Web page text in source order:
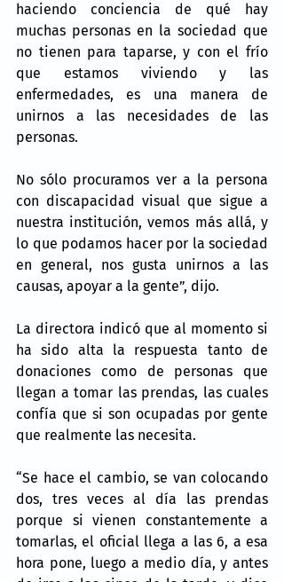
haciendo conciencia de qué hay
muchas personas en la sociedad que
no tienen para taparse, y con el frío
que estamos viviendo y las
enfermedades, es una manera de
unirnos a las necesidades de las
personas.
No sólo procuramos ver a la persona
con discapacidad visual que sigue a
nuestra institución, vemos más allá, y
lo que podamos hacer por la sociedad
en general, nos gusta unirnos a las
causas, apoyar a la gente”, dijo.
La directora indicó que al momento si
ha sido alta la respuesta tanto de
donaciones como de personas que
llegan a tomar las prendas, las cuales
confía que si son ocupadas por gente
que realmente las necesita.
“Se hace el cambio, se van colocando
dos, tres veces al día las prendas
porque si vienen constantemente a
tomarlas, el oficial llega a las 6, a esa
hora pone, luego a medio día, y antes